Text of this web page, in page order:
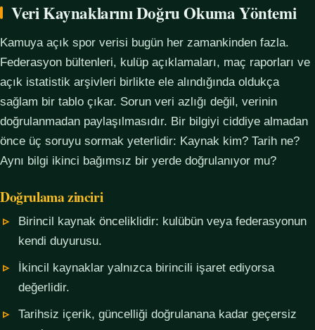
Veri Kaynaklarını Doğru Okuma Yöntemi
Kamuya açık spor verisi bugün her zamankinden fazla.
Federasyon bültenleri, kulüp açıklamaları, maç raporları ve
açık istatistik arşivleri birlikte ele alındığında oldukça
sağlam bir tablo çıkar. Sorun veri azlığı değil, verinin
doğrulanmadan paylaşılmasıdır. Bir bilgiyi ciddiye almadan
önce üç soruyu sormak yeterlidir: Kaynak kim? Tarih ne?
Aynı bilgi ikinci bağımsız bir yerde doğrulanıyor mu?
Doğrulama zinciri
Birincil kaynak önceliklidir: kulübün veya federasyonun
kendi duyurusu.
İkincil kaynaklar yalnızca birincili işaret ediyorsa
değerlidir.
Tarihsiz içerik, güncelliği doğrulanana kadar geçersiz